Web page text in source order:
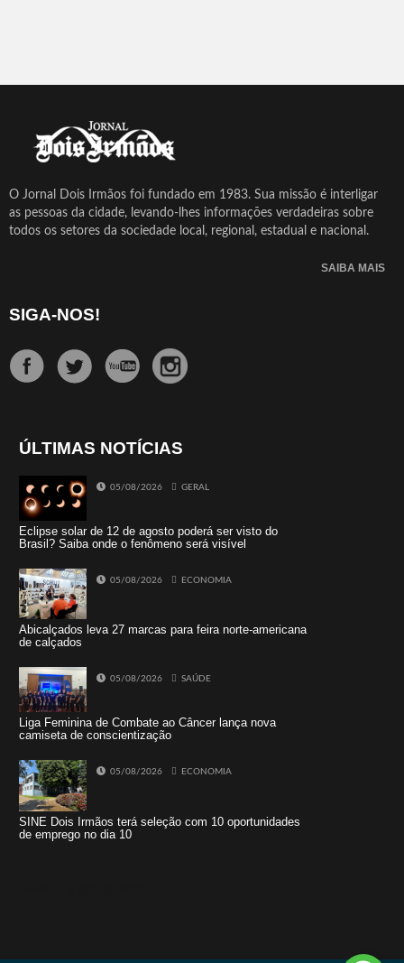
O Jornal Dois Irmãos foi fundado em 1983. Sua missão é interligar
as pessoas da cidade, levando-lhes informações verdadeiras sobre
todos os setores da sociedade local, regional, estadual e nacional.
SAIBA MAIS
SIGA-NOS!
ÚLTIMAS NOTÍCIAS
05/08/2026 GERAL
Eclipse solar de 12 de agosto poderá ser visto do
Brasil? Saiba onde o fenômeno será visível
05/08/2026 ECONOMIA
Abicalçados leva 27 marcas para feira norte-americana
de calçados
05/08/2026 SAÚDE
Liga Feminina de Combate ao Câncer lança nova
camiseta de conscientização
05/08/2026 ECONOMIA
SINE Dois Irmãos terá seleção com 10 oportunidades
de emprego no dia 10